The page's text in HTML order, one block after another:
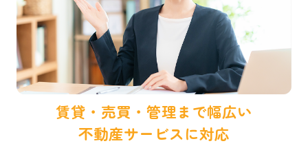
賃貸・売買・管理まで幅広い
不動産サービスに対応